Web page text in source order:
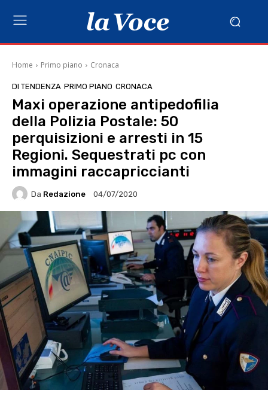
Home Primo piano Cronaca
DI TENDENZA PRIMO PIANO CRONACA
Maxi operazione antipedofilia
della Polizia Postale: 50
perquisizioni e arresti in 15
Regioni. Sequestrati pc con
immagini raccapriccianti
Da Redazione 04/07/2020